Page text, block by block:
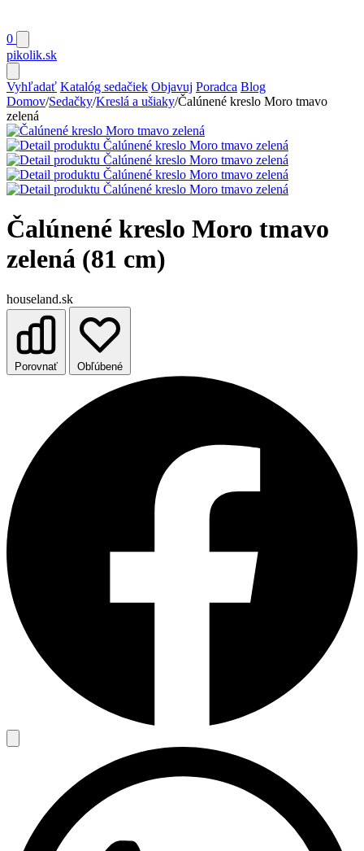
0
pikolik.sk
Vyhľadať Katalóg sedačiek Objavuj Poradca Blog
Domov/Sedačky/Kreslá a ušiaky/Čalúnené kreslo Moro tmavo
zelená
Čalúnené kreslo Moro tmavo
zelená (81 cm)
houseland.sk
Porovnať Obľúbené